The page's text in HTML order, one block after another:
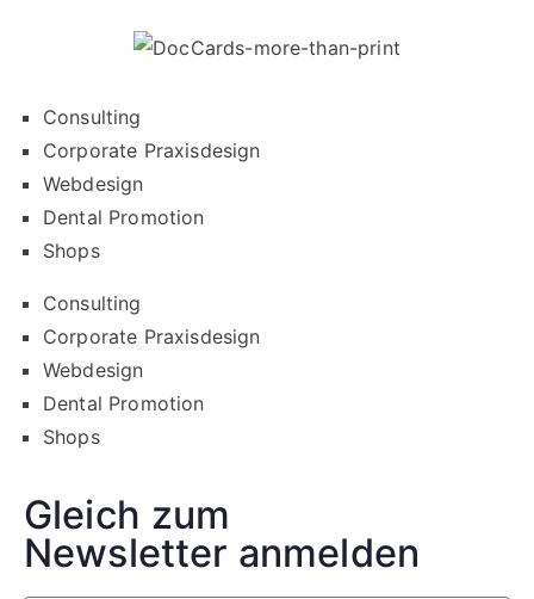
Gleich zum
Newsletter anmelden
Consulting
Corporate Praxisdesign
Webdesign
Dental Promotion
Shops
Consulting
Corporate Praxisdesign
Webdesign
Dental Promotion
Shops